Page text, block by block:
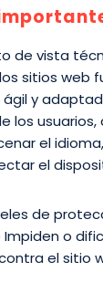
de vista
sitios web
y
los
el
el
de
o
el sitio